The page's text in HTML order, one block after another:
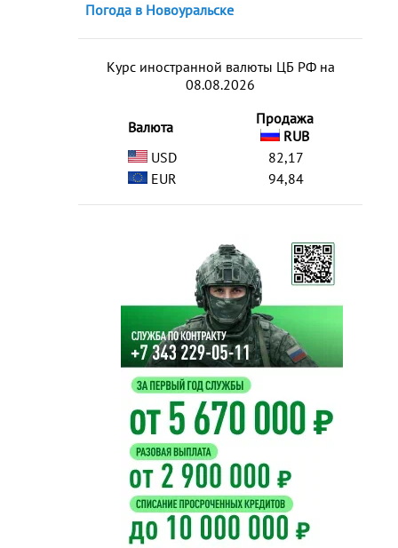
Погода в Новоуральске
Курс иностранной валюты ЦБ РФ на
08.08.2026
Валюта
Продажа
RUB
USD
82,17
EUR
94,84